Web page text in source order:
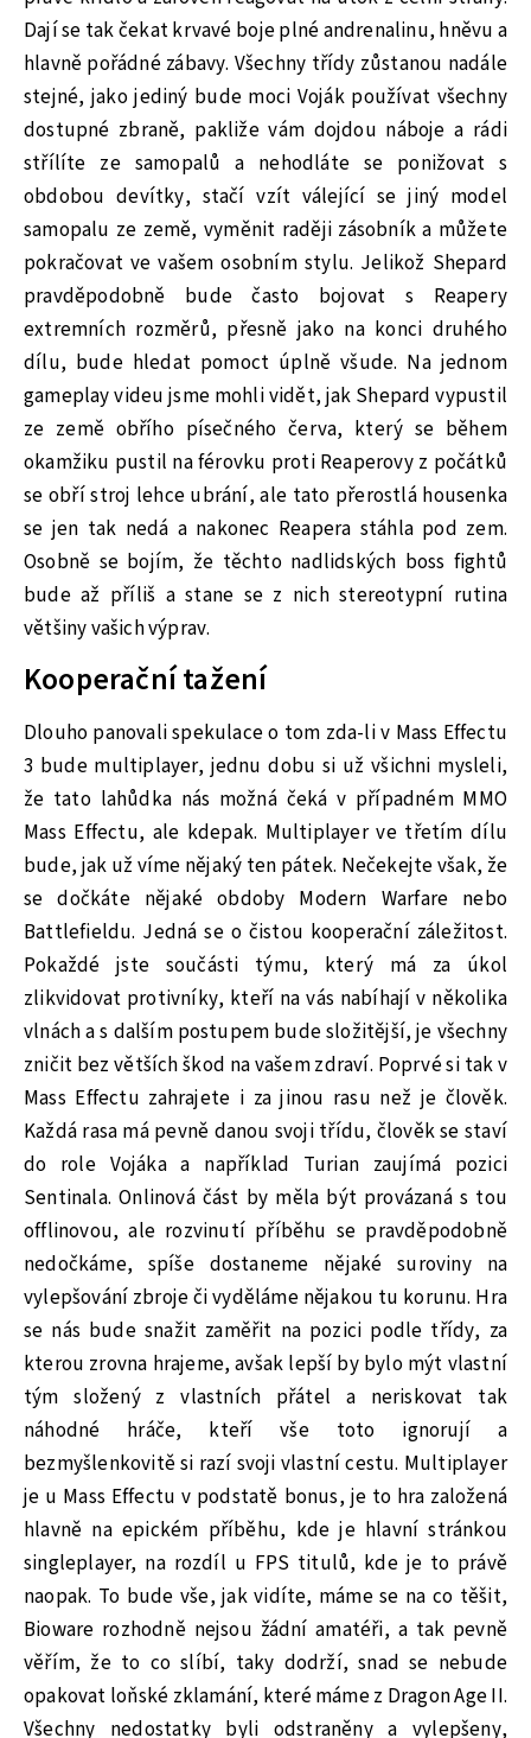
Dají se tak čekat krvavé boje plné andrenalinu, hněvu a
hlavně pořádné zábavy. Všechny třídy zůstanou nadále
stejné, jako jediný bude moci Voják používat všechny
dostupné zbraně, pakliže vám dojdou náboje a rádi
střílíte ze samopalů a nehodláte se ponižovat s
obdobou devítky, stačí vzít válející se jiný model
samopalu ze země, vyměnit raději zásobník a můžete
pokračovat ve vašem osobním stylu. Jelikož Shepard
pravděpodobně bude často bojovat s Reapery
extremních rozměrů, přesně jako na konci druhého
dílu, bude hledat pomoct úplně všude. Na jednom
gameplay videu jsme mohli vidět, jak Shepard vypustil
ze země obřího písečného červa, který se během
okamžiku pustil na férovku proti Reaperovy z počátků
se obří stroj lehce ubrání, ale tato přerostlá housenka
se jen tak nedá a nakonec Reapera stáhla pod zem.
Osobně se bojím, že těchto nadlidských boss fightů
bude až příliš a stane se z nich stereotypní rutina
většiny vašich výprav.
Kooperační tažení
Dlouho panovali spekulace o tom zda-li v Mass Effectu
3 bude multiplayer, jednu dobu si už všichni mysleli,
že tato lahůdka nás možná čeká v případném MMO
Mass Effectu, ale kdepak. Multiplayer ve třetím dílu
bude, jak už víme nějaký ten pátek. Nečekejte však, že
se dočkáte nějaké obdoby Modern Warfare nebo
Battlefieldu. Jedná se o čistou kooperační záležitost.
Pokaždé jste součásti týmu, který má za úkol
zlikvidovat protivníky, kteří na vás nabíhají v několika
vlnách a s dalším postupem bude složitější, je všechny
zničit bez větších škod na vašem zdraví. Poprvé si tak v
Mass Effectu zahrajete i za jinou rasu než je člověk.
Každá rasa má pevně danou svoji třídu, člověk se staví
do role Vojáka a například Turian zaujímá pozici
Sentinala. Onlinová část by měla být provázaná s tou
offlinovou, ale rozvinutí příběhu se pravděpodobně
nedočkáme, spíše dostaneme nějaké suroviny na
vylepšování zbroje či vyděláme nějakou tu korunu. Hra
se nás bude snažit zaměřit na pozici podle třídy, za
kterou zrovna hrajeme, avšak lepší by bylo mýt vlastní
tým složený z vlastních přátel a neriskovat tak
náhodné hráče, kteří vše toto ignorují a
bezmyšlenkovitě si razí svoji vlastní cestu. Multiplayer
je u Mass Effectu v podstatě bonus, je to hra založená
hlavně na epickém příběhu, kde je hlavní stránkou
singleplayer, na rozdíl u FPS titulů, kde je to právě
naopak. To bude vše, jak vidíte, máme se na co těšit,
Bioware rozhodně nejsou žádní amatéři, a tak pevně
věřím, že to co slíbí, taky dodrží, snad se nebude
opakovat loňské zklamání, které máme z Dragon Age II.
Všechny nedostatky byli odstraněny a vylepšeny,